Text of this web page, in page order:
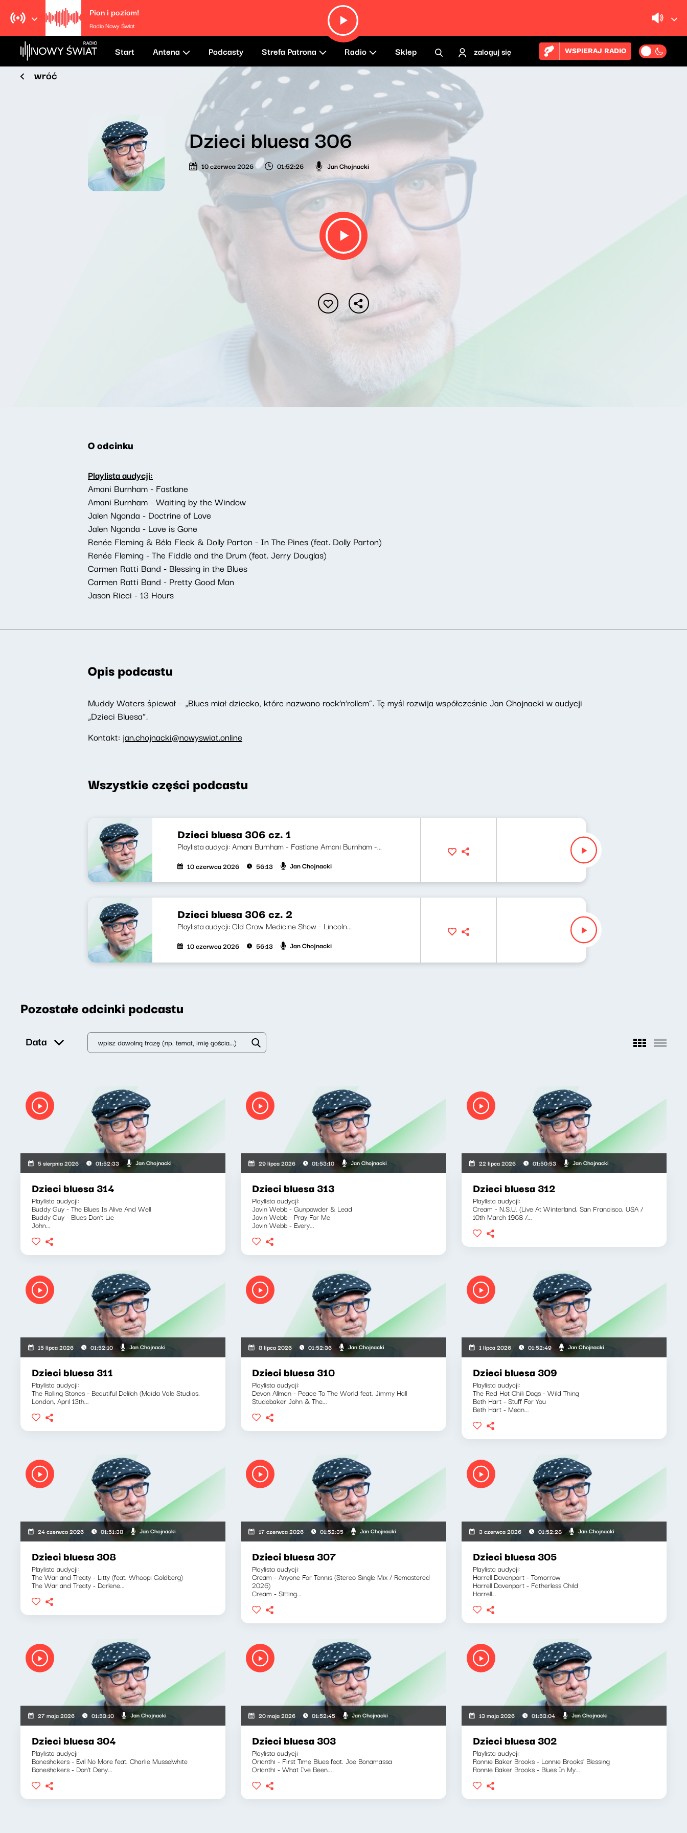
Pion i poziom!
Radio Nowy Świat
Start Antena Podcasty Strefa Patrona Radio Sklep zaloguj się WSPIERAJ RADIO
wróć
Dzieci bluesa 306
10 czerwca 2026 01:52:26 Jan Chojnacki
O odcinku
Playlista audycji:
Amani Burnham - Fastlane
Amani Burnham - Waiting by the Window
Jalen Ngonda - Doctrine of Love
Jalen Ngonda - Love is Gone
Renée Fleming & Béla Fleck & Dolly Parton - In The Pines (feat. Dolly Parton)
Renée Fleming - The Fiddle and the Drum (feat. Jerry Douglas)
Carmen Ratti Band - Blessing in the Blues
Carmen Ratti Band - Pretty Good Man
Jason Ricci - 13 Hours
Opis podcastu
Muddy Waters śpiewał – „Blues miał dziecko, które nazwano rock’n’rollem”. Tę myśl rozwija współcześnie Jan Chojnacki w audycji
„Dzieci Bluesa”.
Kontakt: jan.chojnacki@nowyswiat.online
Wszystkie części podcastu
Dzieci bluesa 306 cz. 1
Playlista audycji: Amani Burnham - Fastlane Amani Burnham -...
10 czerwca 2026 56:13 Jan Chojnacki
Dzieci bluesa 306 cz. 2
Playlista audycji: Old Crow Medicine Show - Lincoln...
10 czerwca 2026 56:13 Jan Chojnacki
Pozostałe odcinki podcastu
Data
5 sierpnia 2026 01:52:33 Jan Chojnacki
Dzieci bluesa 314
Playlista audycji:
Buddy Guy - The Blues Is Alive And Well
Buddy Guy - Blues Don't Lie
John...
29 lipca 2026 01:53:10 Jan Chojnacki
Dzieci bluesa 313
Playlista audycji:
Jovin Webb - Gunpowder & Lead
Jovin Webb - Pray For Me
Jovin Webb - Every...
22 lipca 2026 01:50:53 Jan Chojnacki
Dzieci bluesa 312
Playlista audycji:
Cream - N.S.U. (Live At Winterland, San Francisco, USA /
10th March 1968 /...
15 lipca 2026 01:52:10 Jan Chojnacki
Dzieci bluesa 311
Playlista audycji:
The Rolling Stones - Beautiful Delilah (Maida Vale Studios,
London, April 13th...
8 lipca 2026 01:52:36 Jan Chojnacki
Dzieci bluesa 310
Playlista audycji:
Devon Allman - Peace To The World feat. Jimmy Hall
Studebaker John & The...
1 lipca 2026 01:52:49 Jan Chojnacki
Dzieci bluesa 309
Playlista audycji:
The Red Hot Chili Dogs - Wild Thing
Beth Hart - Stuff For You
Beth Hart - Mean...
24 czerwca 2026 01:51:38 Jan Chojnacki
Dzieci bluesa 308
Playlista audycji:
The War and Treaty - Litty (feat. Whoopi Goldberg)
The War and Treaty - Darlene...
17 czerwca 2026 01:52:35 Jan Chojnacki
Dzieci bluesa 307
Playlista audycji:
Cream - Anyone For Tennis (Stereo Single Mix / Remastered
2026)
Cream - Sitting...
3 czerwca 2026 01:52:28 Jan Chojnacki
Dzieci bluesa 305
Playlista audycji:
Harrell Davenport - Tomorrow
Harrell Davenport - Fatherless Child
Harrell...
27 maja 2026 01:53:10 Jan Chojnacki
Dzieci bluesa 304
Playlista audycji:
Boneshakers - Evil No More feat. Charlie Musselwhite
Boneshakers - Don't Deny...
20 maja 2026 01:52:45 Jan Chojnacki
Dzieci bluesa 303
Playlista audycji:
Orianthi - First Time Blues feat. Joe Bonamassa
Orianthi - What I've Been...
13 maja 2026 01:53:04 Jan Chojnacki
Dzieci bluesa 302
Playlista audycji:
Ronnie Baker Brooks - Lonnie Brooks' Blessing
Ronnie Baker Brooks - Blues In My...